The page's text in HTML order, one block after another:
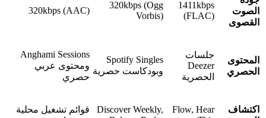
الصوت
القصوى
1411kbps
(FLAC)
320kbps (Ogg
Vorbis)
320kbps (AAC)
المحتوى
الحصري
جلسات
Deezer
الحصرية
Spotify Singles
وبودكاست حصرية
Anghami Sessions
ومحتوى عربي
حصري
اكتشاف
Flow, Hear
Discover Weekly,
قوائم تشغيل محلية